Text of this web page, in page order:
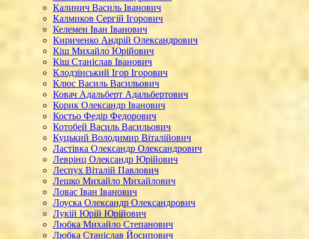
Калинич Василь Іванович
Калмиков Сергій Ігорович
Келемен Іван Іванович
Кириченко Андрій Олександрович
Кіш Михайло Юрійович
Кіш Станіслав Іванович
Клодзінський Ігор Ігорович
Клюс Василь Васильович
Ковач Адальберт Адальбертович
Корик Олександр Іванович
Костьо Федір Федорович
Котобей Василь Васильович
Куцький Володимир Віталійович
Ластівка Олександр Олександрович
Леврінц Олександр Юрійович
Леспух Віталій Павлович
Лешко Михайло Михайлович
Ловас Іван Іванович
Лоуска Олександр Олександрович
Лукій Юрій Юрійович
Любка Михайло Степанович
Любка Станіслав Йосипович